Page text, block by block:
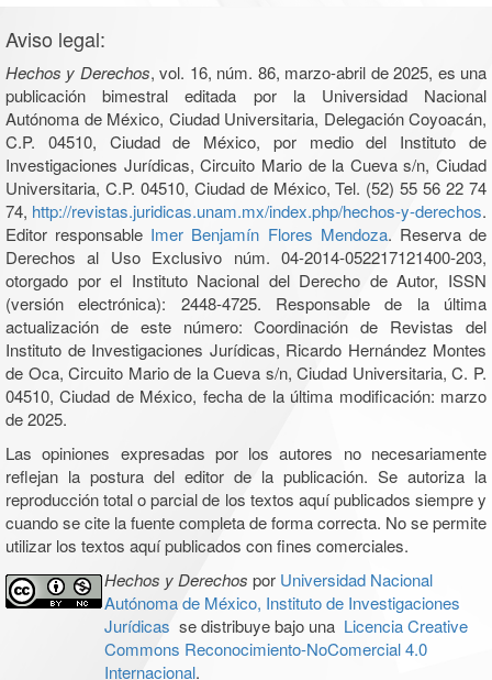
Aviso legal:
Hechos y Derechos, vol. 16, núm. 86, marzo-abril de 2025, es una
publicación bimestral editada por la Universidad Nacional
Autónoma de México, Ciudad Universitaria, Delegación Coyoacán,
C.P. 04510, Ciudad de México, por medio del Instituto de
Investigaciones Jurídicas, Circuito Mario de la Cueva s/n, Ciudad
Universitaria, C.P. 04510, Ciudad de México, Tel. (52) 55 56 22 74
74, http://revistas.juridicas.unam.mx/index.php/hechos-y-derechos.
Editor responsable Imer Benjamín Flores Mendoza. Reserva de
Derechos al Uso Exclusivo núm. 04-2014-052217121400-203,
otorgado por el Instituto Nacional del Derecho de Autor, ISSN
(versión electrónica): 2448-4725. Responsable de la última
actualización de este número: Coordinación de Revistas del
Instituto de Investigaciones Jurídicas, Ricardo Hernández Montes
de Oca, Circuito Mario de la Cueva s/n, Ciudad Universitaria, C. P.
04510, Ciudad de México, fecha de la última modificación: marzo
de 2025.
Las opiniones expresadas por los autores no necesariamente
reflejan la postura del editor de la publicación. Se autoriza la
reproducción total o parcial de los textos aquí publicados siempre y
cuando se cite la fuente completa de forma correcta. No se permite
utilizar los textos aquí publicados con fines comerciales.
Hechos y Derechos por Universidad Nacional
Autónoma de México, Instituto de Investigaciones
Jurídicas se distribuye bajo una Licencia Creative
Commons Reconocimiento-NoComercial 4.0
Internacional.